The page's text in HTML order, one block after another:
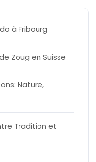
à Fribourg
Zoug en Suisse
Nature,
Tradition et